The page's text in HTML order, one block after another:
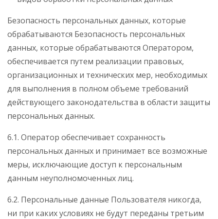
Безопасность персональных данных, которые
обрабатываются Безопасность персональных
данных, которые обрабатываются Оператором,
обеспечивается путем реализации правовых,
организационных и технических мер, необходимых
для выполнения в полном объеме требований
действующего законодательства в области защиты
персональных данных.
6.1. Оператор обеспечивает сохранность
персональных данных и принимает все возможные
меры, исключающие доступ к персональным
данным неуполномоченных лиц.
6.2. Персональные данные Пользователя никогда,
ни при каких условиях не будут переданы третьим